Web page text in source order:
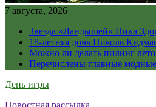
7 августа, 2026
Звезда «Ландышей» Ника
18-летняя дочь Николь
Можно ли делать пилинг
Перечислены главные
День игры
Новостная рассылка